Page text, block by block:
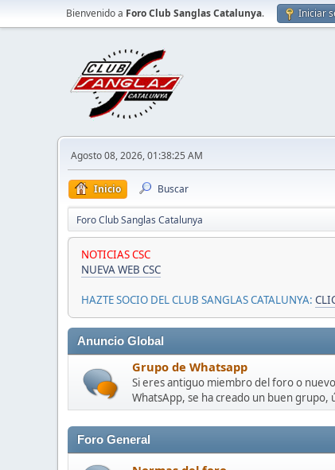
Bienvenido a Foro Club Sanglas Catalunya. Iniciar
Agosto 08, 2026, 01:38:25 AM
Inicio Buscar
Foro Club Sanglas Catalunya
NOTICIAS CSC
NUEVA WEB CSC
HAZTE SOCIO DEL CLUB SANGLAS CATALUNYA:
Anuncio Global
Grupo de Whatsapp
Si eres antiguo miembro del foro o
WhatsApp, se ha creado un buen grupo,
Foro General